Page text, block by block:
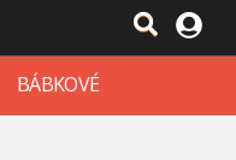
BÁBKOVÉ